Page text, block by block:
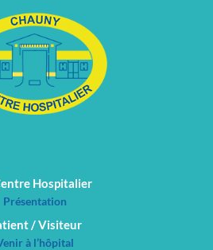
Hospitalier
Présentation
/ Visiteur
à l’hôpital